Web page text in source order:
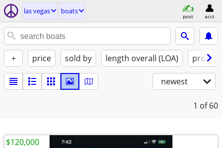
las vegas boats
post acct
+ price sold by length overall (LOA)
newest
1 of 60
$120,000